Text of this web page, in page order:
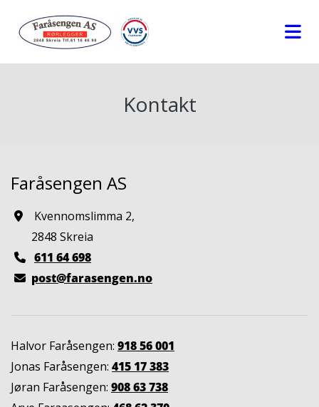
Kontakt
Faråsengen AS

Kvennomslimma 2,
2848 Skreia
 611 64 698
 post@farasengen.no
Halvor Faråsengen: 918 56 001
Jonas Faråsengen: 415 17 383
Jøran Faråsengen: 908 63 738